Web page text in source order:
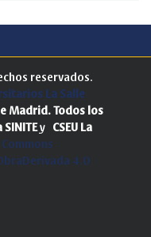
reservados.
La Salle
Madrid. Todos los
y CSEU La
4.0